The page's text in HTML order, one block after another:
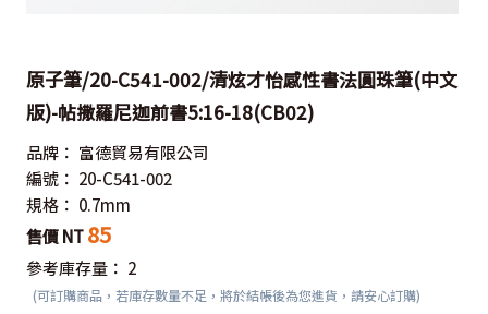
原子筆/20-C541-002/清炫才怡感性書法圓珠筆(中文
版)-帖撒羅尼迦前書5:16-18(CB02)
品牌： 富德貿易有限公司
編號： 20-C541-002
規格： 0.7mm
售價 NT 85
參考庫存量： 2
(可訂購商品，若庫存數量不足，將於結帳後為您進貨，請安心訂購)